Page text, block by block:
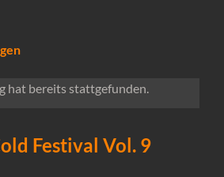
hat bereits stattgefunden.
Festival Vol. 9